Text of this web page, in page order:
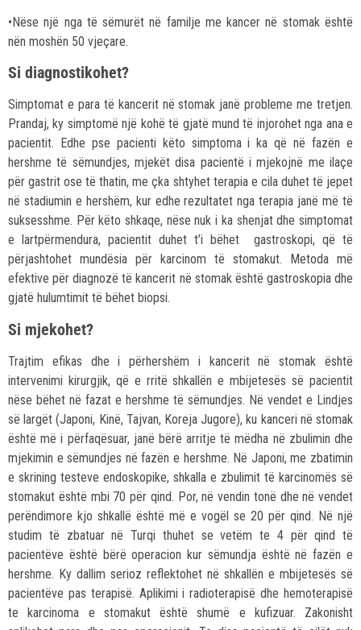
•Nëse një nga të sëmurët në familje me kancer në stomak është
nën moshën 50 vjeçare.
Si diagnostikohet?
Simptomat e para të kancerit në stomak janë probleme me tretjen.
Prandaj, ky simptomë një kohë të gjatë mund të injorohet nga ana e
pacientit. Edhe pse pacienti këto simptoma i ka që në fazën e
hershme të sëmundjes, mjekët disa pacientë i mjekojnë me ilaçe
për gastrit ose të thatin, me çka shtyhet terapia e cila duhet të jepet
në stadiumin e hershëm, kur edhe rezultatet nga terapia janë më të
suksesshme. Për këto shkaqe, nëse nuk i ka shenjat dhe simptomat
e lartpërmendura, pacientit duhet t’i bëhet gastroskopi, që të
përjashtohet mundësia për karcinom të stomakut. Metoda më
efektive për diagnozë të kancerit në stomak është gastroskopia dhe
gjatë hulumtimit të bëhet biopsi.
Si mjekohet?
Trajtim efikas dhe i përhershëm i kancerit në stomak është
intervenimi kirurgjik, që e rritë shkallën e mbijetesës së pacientit
nëse bëhet në fazat e hershme të sëmundjes. Në vendet e Lindjes
së largët (Japoni, Kinë, Tajvan, Koreja Jugore), ku kanceri në stomak
është më i përfaqësuar, janë bërë arritje të mëdha në zbulimin dhe
mjekimin e sëmundjes në fazën e hershme. Në Japoni, me zbatimin
e skrining testeve endoskopike, shkalla e zbulimit të karcinomës së
stomakut është mbi 70 për qind. Por, në vendin tonë dhe në vendet
perëndimore kjo shkallë është më e vogël se 20 për qind. Në një
studim të zbatuar në Turqi thuhet se vetëm te 4 për qind të
pacientëve është bërë operacion kur sëmundja është në fazën e
hershme. Ky dallim serioz reflektohet në shkallën e mbijetesës së
pacientëve pas terapisë. Aplikimi i radioterapisë dhe hemoterapisë
te karcinoma e stomakut është shumë e kufizuar. Zakonisht